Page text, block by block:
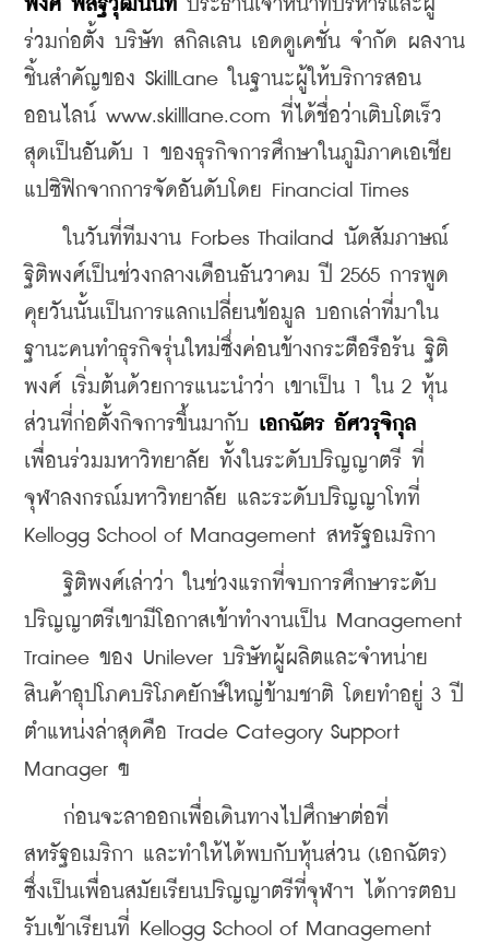
พงศ์ พิสิฐวุฒินันท์ ประธานเจ้าหน้าที่บริหารและผู้
ร่วมก่อตั้ง บริษัท สกิลเลน เอดดูเคชั่น จำกัด ผลงาน
ชิ้นสำคัญของ SkillLane ในฐานะผู้ให้บริการสอน
ออนไลน์ www.skilllane.com ที่ได้ชื่อว่าเติบโตเร็ว
สุดเป็นอันดับ 1 ของธุรกิจการศึกษาในภูมิภาคเอเชีย
แปซิฟิกจากการจัดอันดับโดย Financial Times
ในวันที่ทีมงาน Forbes Thailand นัดสัมภาษณ์
ฐิติพงศ์เป็นช่วงกลางเดือนธันวาคม ปี 2565 การพูด
คุยวันนั้นเป็นการแลกเปลี่ยนข้อมูล บอกเล่าที่มาใน
ฐานะคนทำธุรกิจรุ่นใหม่ซึ่งค่อนข้างกระตือรือร้น ฐิติ
พงศ์ เริ่มต้นด้วยการแนะนำว่า เขาเป็น 1 ใน 2 หุ้น
ส่วนที่ก่อตั้งกิจการขึ้นมากับ เอกฉัตร อัศวรุจิกุล
เพื่อนร่วมมหาวิทยาลัย ทั้งในระดับปริญญาตรี ที่
จุฬาลงกรณ์มหาวิทยาลัย และระดับปริญญาโทที่
Kellogg School of Management สหรัฐอเมริกา
ฐิติพงศ์เล่าว่า ในช่วงแรกที่จบการศึกษาระดับ
ปริญญาตรีเขามีโอกาสเข้าทำงานเป็น Management
Trainee ของ Unilever บริษัทผู้ผลิตและจำหน่าย
สินค้าอุปโภคบริโภคยักษ์ใหญ่ข้ามชาติ โดยทำอยู่ 3 ปี
ตำแหน่งล่าสุดคือ Trade Category Support
Manager ฃ
ก่อนจะลาออกเพื่อเดินทางไปศึกษาต่อที่
สหรัฐอเมริกา และทำให้ได้พบกับหุ้นส่วน (เอกฉัตร)
ซึ่งเป็นเพื่อนสมัยเรียนปริญญาตรีที่จุฬาฯ ได้การตอบ
รับเข้าเรียนที่ Kellogg School of Management